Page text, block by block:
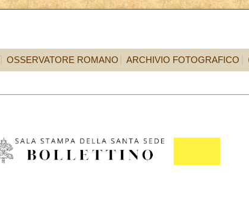
OSSERVATORE ROMANO ARCHIVIO FOTOGRAFICO